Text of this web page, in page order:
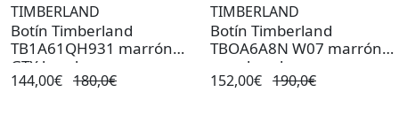
TIMBERLAND
Botín Timberland
TB1A61QH931 marrón
GTX hombre
144,00€ 180,0€
TIMBERLAND
Botín Timberland
TBOA6A8N W07 marrón
para hombre
152,00€ 190,0€